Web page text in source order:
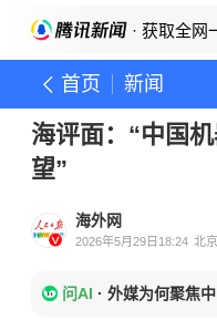
· 获取全网
首页 新闻
海评面：“中国
望”
海外网
2026年5月29日18:24 北京
问AI · 外媒为何聚焦